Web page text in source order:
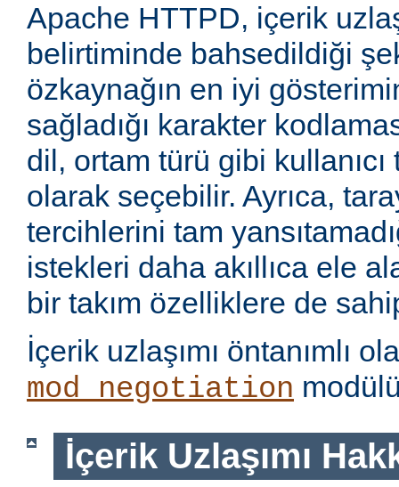
Apache HTTPD, içerik
belirtiminde bahsedildiği
özkaynağın en iyi
sağladığı karakter
dil, ortam türü gibi
olarak seçebilir. Ayrıca,
tercihlerini tam
istekleri daha akıllıca ele
bir takım özelliklere de
İçerik uzlaşımı öntanımlı
mod_negotiation
İçerik Uzlaşımı